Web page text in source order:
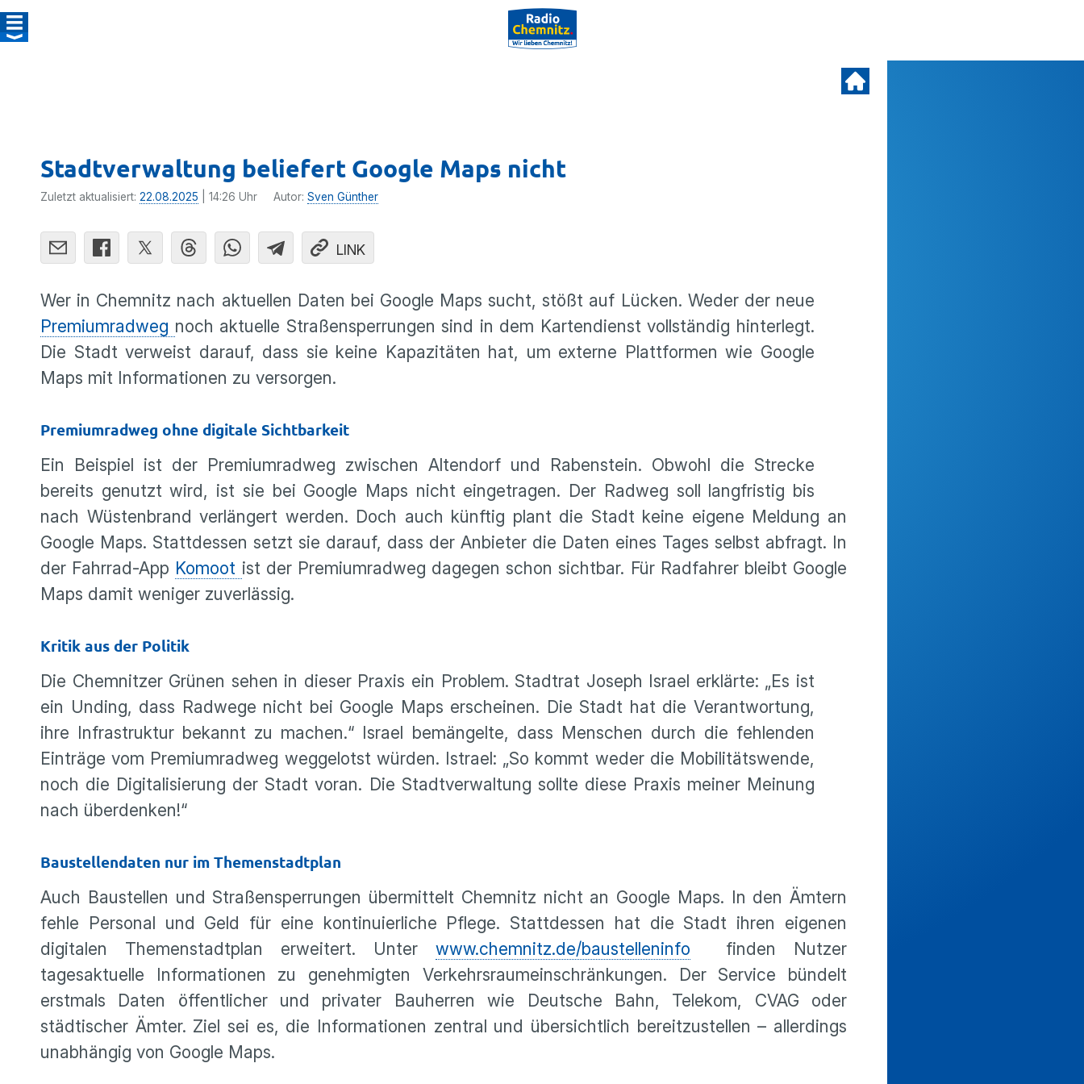
Stadtverwaltung beliefert Google Maps nicht
Zuletzt aktualisiert: 22.08.2025 | 14:26 Uhr Autor: Sven Günther
LINK
Wer in Chemnitz nach aktuellen Daten bei Google Maps sucht, stößt auf Lücken. Weder der neue
Premiumradweg noch aktuelle Straßensperrungen sind in dem Kartendienst vollständig hinterlegt.
Die Stadt verweist darauf, dass sie keine Kapazitäten hat, um externe Plattformen wie Google
Maps mit Informationen zu versorgen.
Premiumradweg ohne digitale Sichtbarkeit
Ein Beispiel ist der Premiumradweg zwischen Altendorf und Rabenstein. Obwohl die Strecke
bereits genutzt wird, ist sie bei Google Maps nicht eingetragen. Der Radweg soll langfristig bis
nach Wüstenbrand verlängert werden. Doch auch künftig plant die Stadt keine eigene Meldung an
Google Maps. Stattdessen setzt sie darauf, dass der Anbieter die Daten eines Tages selbst abfragt. In
der Fahrrad-App Komoot ist der Premiumradweg dagegen schon sichtbar. Für Radfahrer bleibt Google
Maps damit weniger zuverlässig.
Kritik aus der Politik
Die Chemnitzer Grünen sehen in dieser Praxis ein Problem. Stadtrat Joseph Israel erklärte: „Es ist
ein Unding, dass Radwege nicht bei Google Maps erscheinen. Die Stadt hat die Verantwortung,
ihre Infrastruktur bekannt zu machen.“ Israel bemängelte, dass Menschen durch die fehlenden
Einträge vom Premiumradweg weggelotst würden. Istrael: „So kommt weder die Mobilitätswende,
noch die Digitalisierung der Stadt voran. Die Stadtverwaltung sollte diese Praxis meiner Meinung
nach überdenken!“
Baustellendaten nur im Themenstadtplan
Auch Baustellen und Straßensperrungen übermittelt Chemnitz nicht an Google Maps. In den Ämtern
fehle Personal und Geld für eine kontinuierliche Pflege. Stattdessen hat die Stadt ihren eigenen
digitalen Themenstadtplan erweitert. Unter www.chemnitz.de/baustelleninfo finden Nutzer
tagesaktuelle Informationen zu genehmigten Verkehrsraumeinschränkungen. Der Service bündelt
erstmals Daten öffentlicher und privater Bauherren wie Deutsche Bahn, Telekom, CVAG oder
städtischer Ämter. Ziel sei es, die Informationen zentral und übersichtlich bereitzustellen – allerdings
unabhängig von Google Maps.